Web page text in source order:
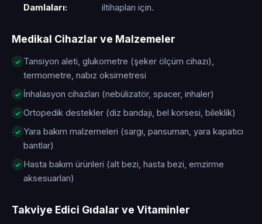
Damlaları:
iltihapları için.
Medikal Cihazlar ve Malzemeler
Tansiyon aleti, glukometre (şeker ölçüm cihazı),
termometre, nabız oksimetresi
İnhalasyon cihazları (nebülizatör, spacer, inhaler)
Ortopedik destekler (diz bandajı, bel korsesi, bileklik)
Yara bakım malzemeleri (sargı, pansuman, yara kapatıcı
bantlar)
Hasta bakım ürünleri (alt bezi, hasta bezi, emzirme
aksesuarları)
Takviye Edici Gıdalar ve Vitaminler